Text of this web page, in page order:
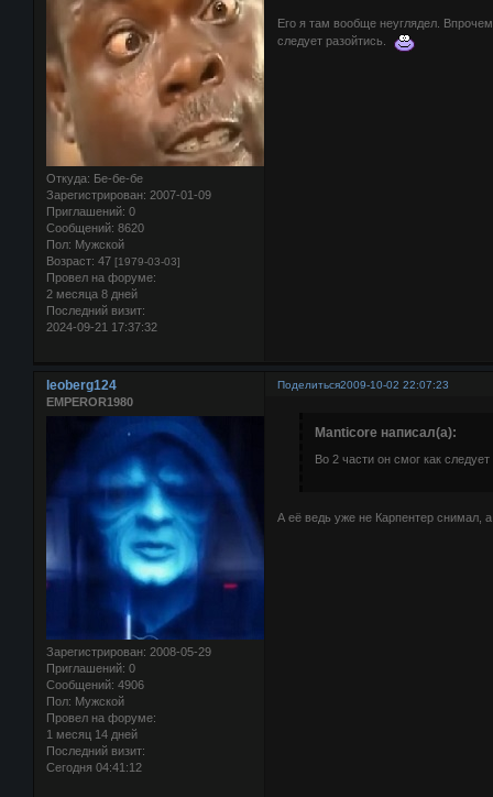
Откуда: Бе-бе-бе
Зарегистрирован: 2007-01-09
Приглашений: 0
Сообщений: 8620
Пол: Мужской
Возраст: 47 [1979-03-03]
Провел на форуме:
2 месяца 8 дней
Последний визит:
2024-09-21 17:37:32
Его я там вообще неуглядел.
следует разойтись.
Поделиться2009-10-02 22:07:23
leoberg124
EMPEROR1980
Зарегистрирован: 2008-05-29
Приглашений: 0
Сообщений: 4906
Пол: Мужской
Провел на форуме:
1 месяц 14 дней
Последний визит:
Сегодня 04:41:12
Manticore написал(а):
Во 2 части он смог как следует
А её ведь уже не Карпентер снимал,